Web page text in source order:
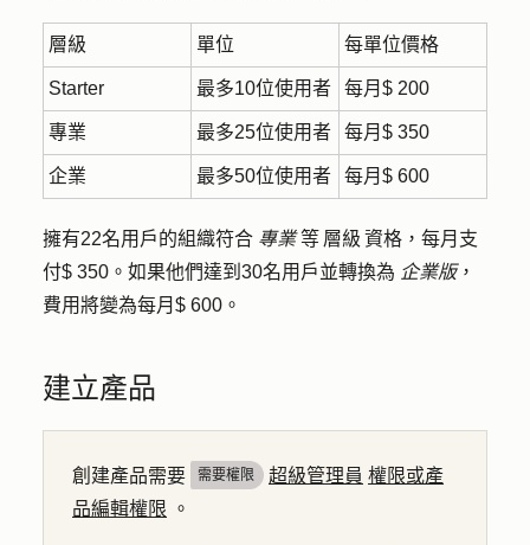
層級 單位 每單位價格
Starter 最多10位使用者 每月$ 200
專業 最多25位使用者 每月$ 350
企業 最多50位使用者 每月$ 600
擁有22名用戶的組織符合 專業等 層級 資格，每月支
付$ 350。如果他們達到30名用戶並轉換為 企業版，
費用將變為每月$ 600。
建立產品
創建產品需要 需要權限 超級管理員 權限或產
品編輯權限 。